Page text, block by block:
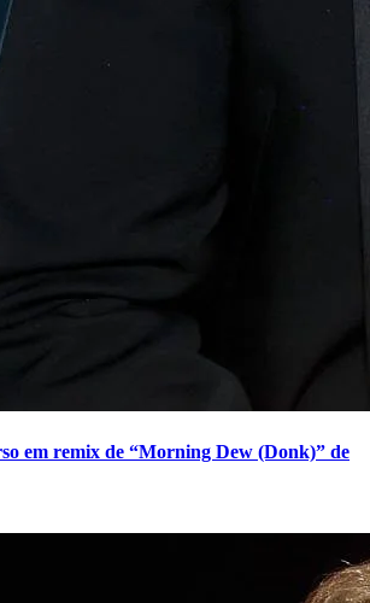
em remix de “Morning Dew (Donk)” de